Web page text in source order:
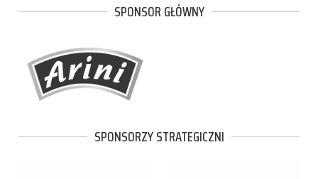
SPONSOR GŁÓWNY
SPONSORZY STRATEGICZNI